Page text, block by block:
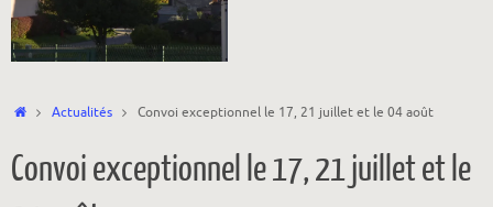
Accueil
Actualités Convoi exceptionnel le 17, 21 juillet et le 04 août
Convoi exceptionnel le 17, 21 juillet et le